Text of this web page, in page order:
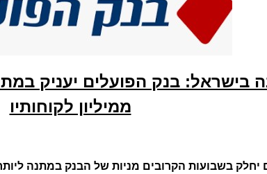
בישראל: בנק הפועלים יעניק
ממיליון לקוחותיו
יחלק בשבועות הקרובים מניות של הבנק במתנה